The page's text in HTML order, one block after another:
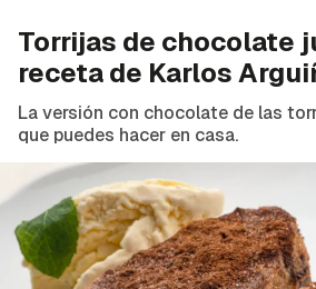
Torrijas de chocolate
receta de Karlos
La versión con chocolate de las
que puedes hacer en casa.